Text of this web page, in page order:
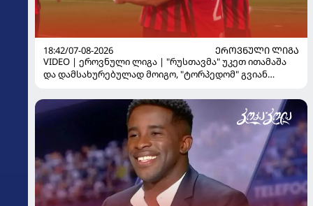
18:42/07-08-2026
ᲔᲠᲝᲕᲜᲣᲚᲘ ᲚᲘᲒᲐ
VIDEO | ეროვნული ლიგა | "რუსთავმა" უკეთ ითამაშა
და დამსახურებულად მოიგო, "ტორპედომ" გვიან